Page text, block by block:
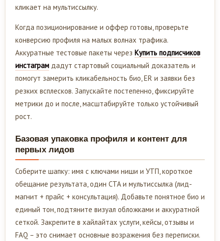
кликает на мультиссылку.
Когда позиционирование и оффер готовы, проверьте
конверсию профиля на малых волнах трафика.
Аккуратные тестовые пакеты через Купить подписчиков
инстаграм дадут стартовый социальный доказатель и
помогут замерить кликабельность био, ER и заявки без
резких всплесков. Запускайте постепенно, фиксируйте
метрики до и после, масштабируйте только устойчивый
рост.
Базовая упаковка профиля и контент для
первых лидов
Соберите шапку: имя с ключами ниши и УТП, короткое
обещание результата, один CTA и мультиссылка (лид-
магнит + прайс + консультация). Добавьте понятное био и
единый тон, подтяните визуал обложками и аккуратной
сеткой. Закрепите в хайлайтах услуги, кейсы, отзывы и
FAQ – это снимает основные возражения без переписки.